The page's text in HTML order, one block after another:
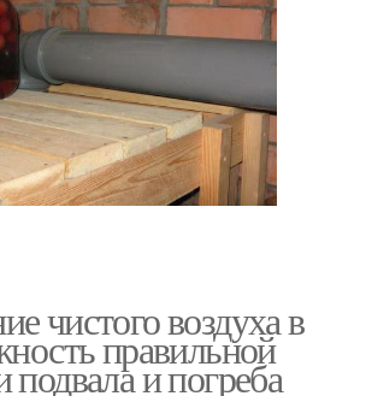
чистого воздуха в
правильной
подвала и погреба